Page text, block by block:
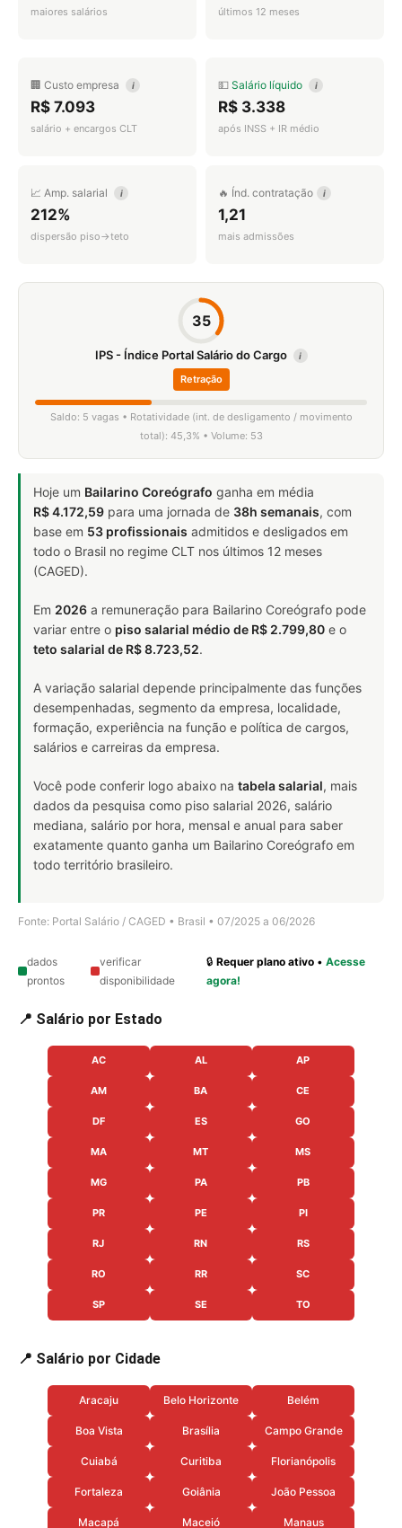
maiores salários últimos 12 meses
🏢 Custo empresa i
R$ 7.093
salário + encargos CLT
💵 Salário líquido i
R$ 3.338
após INSS + IR médio
📈 Amp. salarial i
212%
dispersão piso→teto
🔥 Índ. contratação i
1,21
mais admissões
35
IPS - Índice Portal Salário do Cargo i
Retração
Saldo: 5 vagas • Rotatividade (int. de desligamento / movimento
total): 45,3% • Volume: 53
Hoje um Bailarino Coreógrafo ganha em média
R$ 4.172,59 para uma jornada de 38h semanais, com
base em 53 profissionais admitidos e desligados em
todo o Brasil no regime CLT nos últimos 12 meses
(CAGED).
Em 2026 a remuneração para Bailarino Coreógrafo pode
variar entre o piso salarial médio de R$ 2.799,80 e o
teto salarial de R$ 8.723,52.
A variação salarial depende principalmente das funções
desempenhadas, segmento da empresa, localidade,
formação, experiência na função e política de cargos,
salários e carreiras da empresa.
Você pode conferir logo abaixo na tabela salarial, mais
dados da pesquisa como piso salarial 2026, salário
mediana, salário por hora, mensal e anual para saber
exatamente quanto ganha um Bailarino Coreógrafo em
todo território brasileiro.
Fonte: Portal Salário / CAGED • Brasil • 07/2025 a 06/2026
dados
prontos
verificar
disponibilidade
🔒Requer plano ativo •Acesse
agora!
📍 Salário por Estado
AC AL AP
AM BA CE
DF ES GO
MA MT MS
MG PA PB
PR PE PI
RJ RN RS
RO RR SC
SP SE TO
📍 Salário por Cidade
Aracaju Belo Horizonte Belém
Boa Vista Brasília Campo Grande
Cuiabá Curitiba Florianópolis
Fortaleza Goiânia João Pessoa
Macapá Maceió Manaus